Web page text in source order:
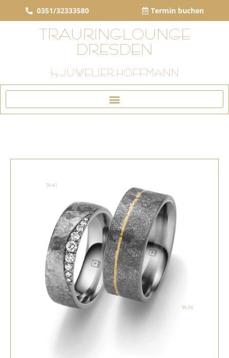
0351/32333580 Termin buchen
TRAURINGLOUNGE
DRESDEN
by JUWELIER HOFFMANN